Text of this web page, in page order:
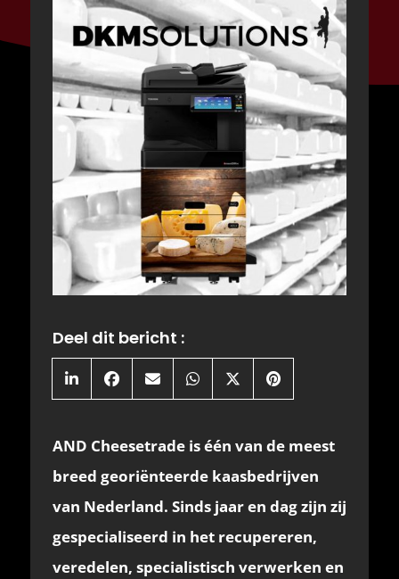
Deel dit bericht :
Share
on
Share
on
Share
on
Share
on
Share
on
Share
on
AND Cheesetrade is één van de meest
breed georiënteerde kaasbedrijven
van Nederland. Sinds jaar en dag zijn zij
gespecialiseerd in het recupereren,
veredelen, specialistisch verwerken en